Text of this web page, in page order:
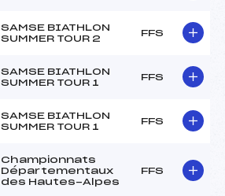
SAMSE BIATHLON
SUMMER TOUR 2
FFS
SAMSE BIATHLON
SUMMER TOUR 1
FFS
SAMSE BIATHLON
SUMMER TOUR 1
FFS
Championnats
Départementaux
des Hautes-Alpes
FFS